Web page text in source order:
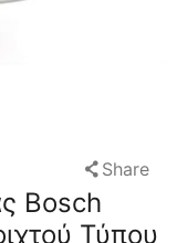
Share
Bosch
Τύπου